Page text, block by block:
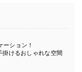
ション！
けるおしゃれな空間